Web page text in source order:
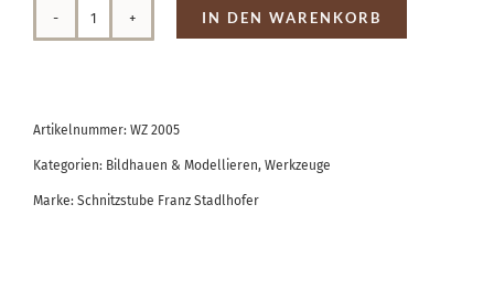
Greifzirkel
IN DEN WARENKORB
Artikelnummer: WZ 2005
Kategorien: Bildhauen & Modellieren, Werkzeuge
Marke: Schnitzstube Franz Stadlhofer